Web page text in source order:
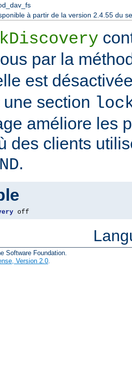
à partir de la version 2.4.55 du
par la
est
section
améliore les
des clients
.
off
Software Foundation.
Version 2.0